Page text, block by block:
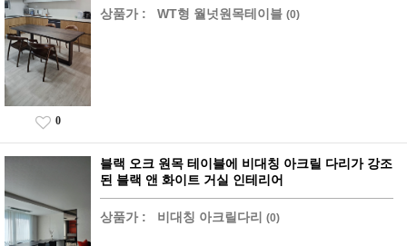
상품가 : WT형 월넛원목테이블 (0)
0
블랙 오크 원목 테이블에 비대칭 아크릴 다리가 강조
된 블랙 앤 화이트 거실 인테리어
상품가 : 비대칭 아크릴다리 (0)